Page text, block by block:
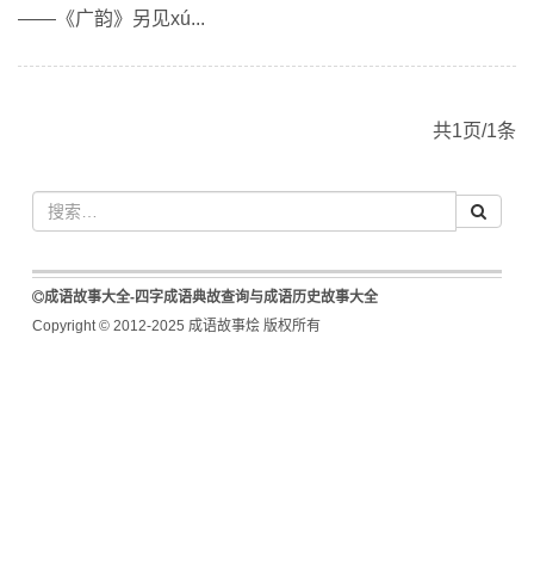
——《广韵》另见xú...
共1页/1条
成语故事大全-四字成语典故查询与成语历史故事大全
Copyright © 2012-2025 成语故事烩 版权所有